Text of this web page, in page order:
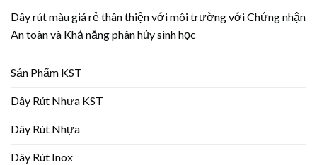
Dây rút màu giá rẻ thân thiện với môi trường với Chứng nhận
An toàn và Khả năng phân hủy sinh học
Sản Phẩm KST
Dây Rút Nhựa KST
Dây Rút Nhựa
Dây Rút Inox